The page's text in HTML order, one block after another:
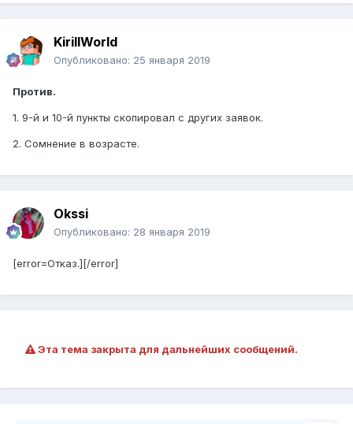
KirillWorld
Опубликовано: 25 января 2019
Против.
1. 9-й и 10-й пункты скопировал с других заявок.
2. Сомнение в возрасте.
Okssi
Опубликовано: 28 января 2019
[error=Отказ.][/error]
Эта тема закрыта для дальнейших сообщений.